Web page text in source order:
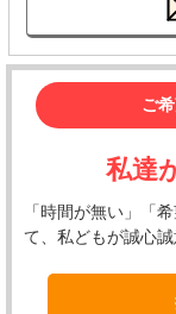
ご
私達
「時間が無い」「
て、私どもが誠心